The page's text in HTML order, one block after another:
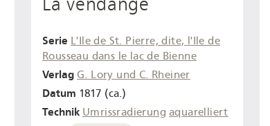
Serie L'Ile de St. Pierre, dite, l'Ile de
Rousseau dans le lac de Bienne
Verlag G. Lory und C. Rheiner
Datum 1817 (ca.)
Technik Umrissradierung aquarelliert